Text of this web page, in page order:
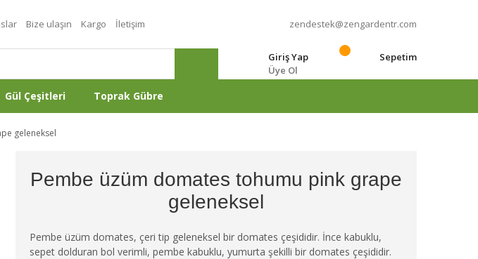
Bize ulaşın Kargo İletişim zendestek@zengardentr.com
Giriş Yap
Üye Ol
Sepetim
Gül Çeşitleri Toprak Gübre
geleneksel
Pembe üzüm domates tohumu pink grape
geleneksel
Pembe üzüm domates, çeri tip geleneksel bir domates çeşididir. İnce kabuklu,
sepet dolduran bol verimli, pembe kabuklu, yumurta şekilli bir domates çeşididir.